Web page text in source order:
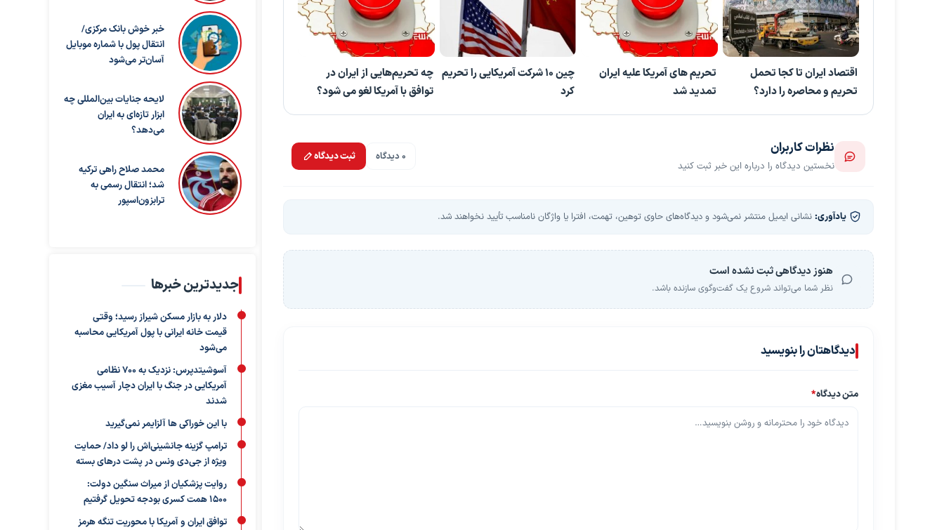
اقتصاد ایران تا کجا تحمل
تحریم و محاصره را دارد؟
تحریم های آمریکا علیه ایران
تمدید شد
چین ۱۰ شرکت آمریکایی را تحریم
کرد
چه تحریم‌هایی از ایران در
توافق با آمریکا لغو می شود؟
نظرات کاربران
نخستین دیدگاه را درباره این خبر ثبت کنید
0 دیدگاه ثبت دیدگاه
یادآوری: نشانی ایمیل منتشر نمی‌شود و دیدگاه‌های حاوی توهین، تهمت، افترا یا واژگان نامناسب تأیید نخواهند شد.
هنوز دیدگاهی ثبت نشده است
نظر شما می‌تواند شروع یک گفت‌وگوی سازنده باشد.
دیدگاهتان را بنویسید
متن دیدگاه*
خبر خوش بانک مرکزی/
انتقال پول با شماره موبایل
آسان‌تر می‌شود
لایحه جنایات بین‌المللی چه
ابزار تازه‌ای به ایران
می‌دهد؟
محمد صلاح راهی ترکیه
شد؛ انتقال رسمی به
ترابزون‌اسپور
جدیدترین خبرها
دلار به بازار مسکن شیراز رسید؛ وقتی
قیمت خانه ایرانی با پول آمریکایی محاسبه
می‌شود
آسوشیتدپرس: نزدیک به ۷۰۰ نظامی
آمریکایی در جنگ با ایران دچار آسیب مغزی
شدند
با این خوراکی ها آلزایمر نمی‌گیرید
ترامپ گزینه جانشینی‌اش را لو داد/ حمایت
ویژه از جی‌دی ونس در پشت درهای بسته
روایت پزشکیان از میراث سنگین دولت:
۱۵۰۰ همت کسری بودجه تحویل گرفتیم
توافق ایران و آمریکا با محوریت تنگه هرمز